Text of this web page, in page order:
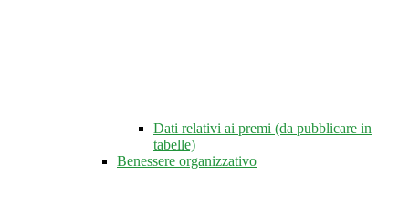
Dati relativi ai premi (da pubblicare in
tabelle)
Benessere organizzativo